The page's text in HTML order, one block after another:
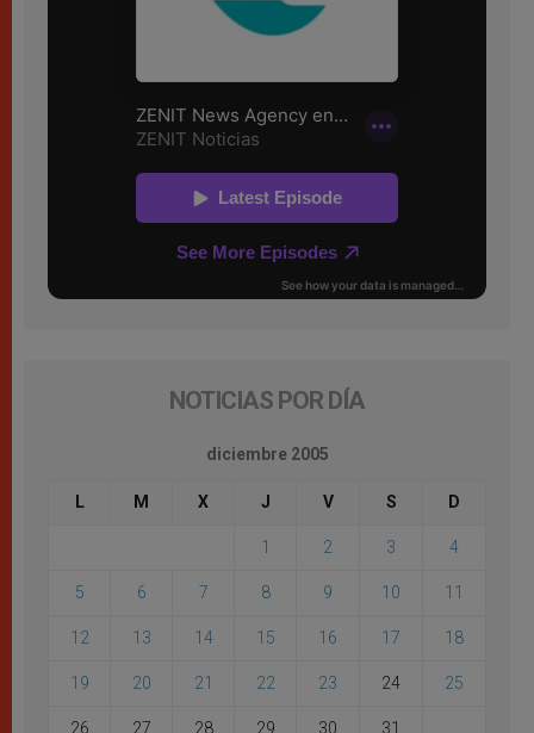
NOTICIAS POR DÍA
diciembre 2005
L M X J V S D
1 2 3 4
5 6 7 8 9 10 11
12 13 14 15 16 17 18
19 20 21 22 23 24 25
26 27 28 29 30 31